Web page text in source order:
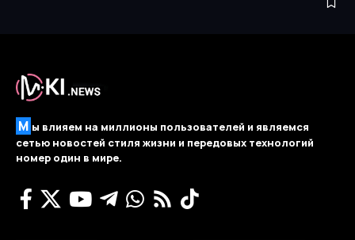
М ы влияем на миллионы пользователей и являемся
сетью новостей стиля жизни и передовых технологий
номер один в мире.